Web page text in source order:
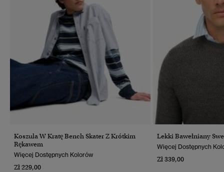
Koszula W Kratę Bench Skater Z Krótkim
Rękawem
Więcej Dostępnych Kolorów
Zł 229,00
Lekki Bawełniany
Więcej Dostępnych
Zł 339,00